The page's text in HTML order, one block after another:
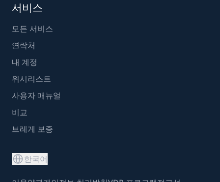
서비스
모든 서비스
연락처
내 계정
위시리스트
사용자 매뉴얼
비교
브레게 보증
한국어